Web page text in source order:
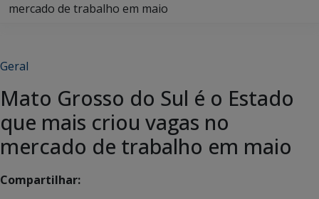
mercado de trabalho em maio
Geral
Mato Grosso do Sul é o Estado
que mais criou vagas no
mercado de trabalho em maio
Compartilhar: